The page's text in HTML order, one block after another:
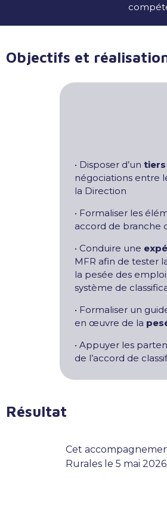
Objectifs et
• Disposer d’un
négociations entre
la Direction
• Formaliser les
accord de branche
• Conduire une
MFR afin de tester
la pesée des
système de
• Formaliser un
en œuvre de la
• Appuyer les
de l’accord de
Résultat
Cet
Rurales le 5 mai 2026.